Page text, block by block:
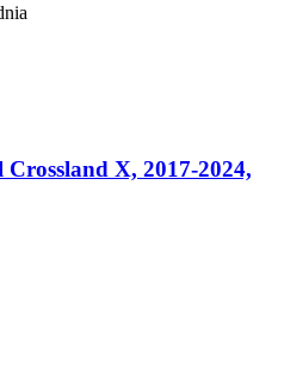
X, 2017-2024,